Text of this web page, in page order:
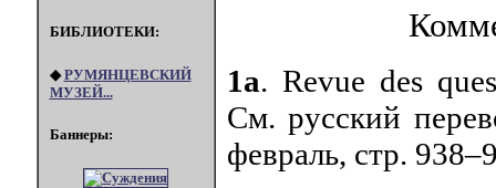
БИБЛИОТЕКИ:
◆РУМЯНЦЕВСКИЙ
МУЗЕЙ...
Баннеры:
1а. Revue des
См. русский
февраль, стр.